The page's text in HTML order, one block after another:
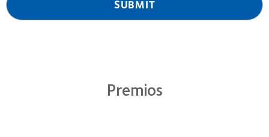
Premios